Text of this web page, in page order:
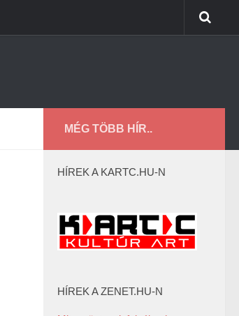
MÉG TÖBB HÍR..
HÍREK A KARTC.HU-N
HÍREK A ZENET.HU-N